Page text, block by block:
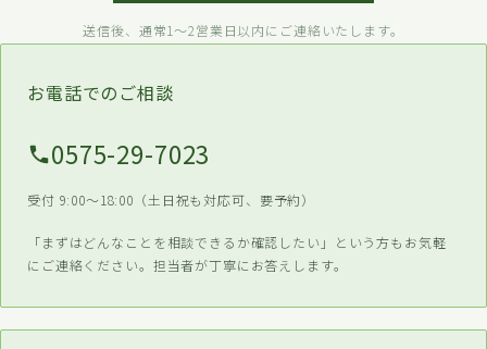
送信後、通常1〜2営業日以内にご連絡いたします。
お電話でのご相談
0575-29-7023
受付 9:00〜18:00（土日祝も対応可、要予約）
「まずはどんなことを相談できるか確認したい」という方もお気軽
にご連絡ください。担当者が丁寧にお答えします。